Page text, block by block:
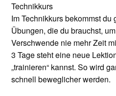
Technikkurs
Im Technikkurs bekommst du
Übungen, die du brauchst,
Verschwende nie mehr Zeit
3 Tage steht eine neue
„trainieren“ kannst. So wird
schnell beweglicher werden.